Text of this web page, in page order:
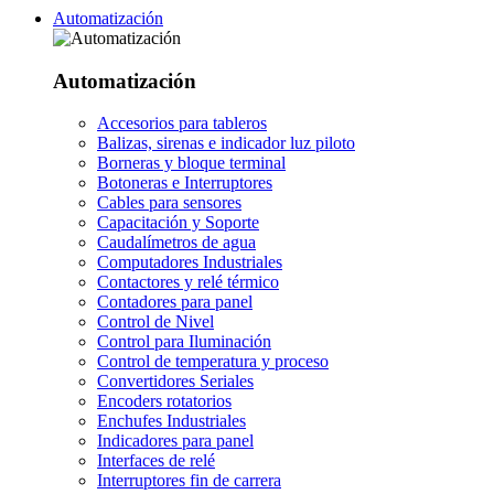
Automatización
Automatización
Accesorios para tableros
Balizas, sirenas e indicador luz piloto
Borneras y bloque terminal
Botoneras e Interruptores
Cables para sensores
Capacitación y Soporte
Caudalímetros de agua
Computadores Industriales
Contactores y relé térmico
Contadores para panel
Control de Nivel
Control para Iluminación
Control de temperatura y proceso
Convertidores Seriales
Encoders rotatorios
Enchufes Industriales
Indicadores para panel
Interfaces de relé
Interruptores fin de carrera